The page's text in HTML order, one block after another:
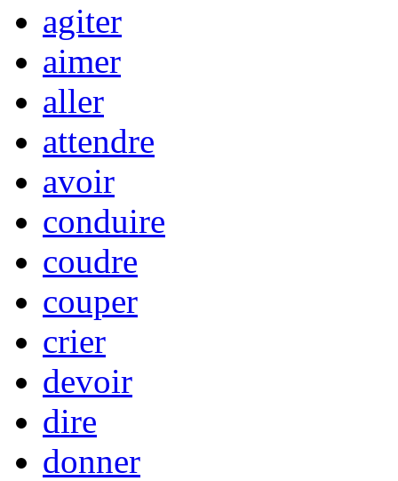
agiter
aimer
aller
attendre
avoir
conduire
coudre
couper
crier
devoir
dire
donner